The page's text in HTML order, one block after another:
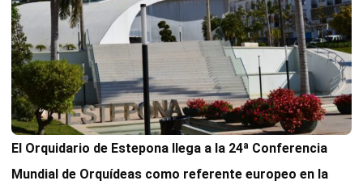
El Orquidario de Estepona llega a la 24ª Conferencia
Mundial de Orquídeas como referente europeo en la